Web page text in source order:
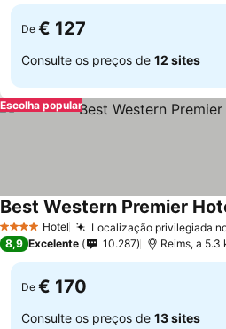
De € 127
Consulte os preços de 12 sites
Escolha popular
4 EstrelasHotel Localização privilegiada
Best Western Premier
8,9 Excelente 10.287 Reims, a 5.3
De € 170
Consulte os preços de 13 sites